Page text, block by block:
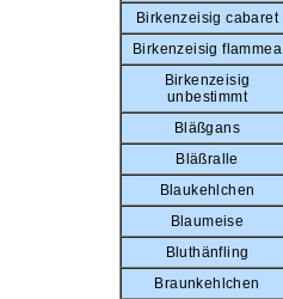
Birkenzeisig cabaret
Birkenzeisig flammea
Birkenzeisig
unbestimmt
Bläßgans
Bläßralle
Blaukehlchen
Blaumeise
Bluthänfling
Braunkehlchen